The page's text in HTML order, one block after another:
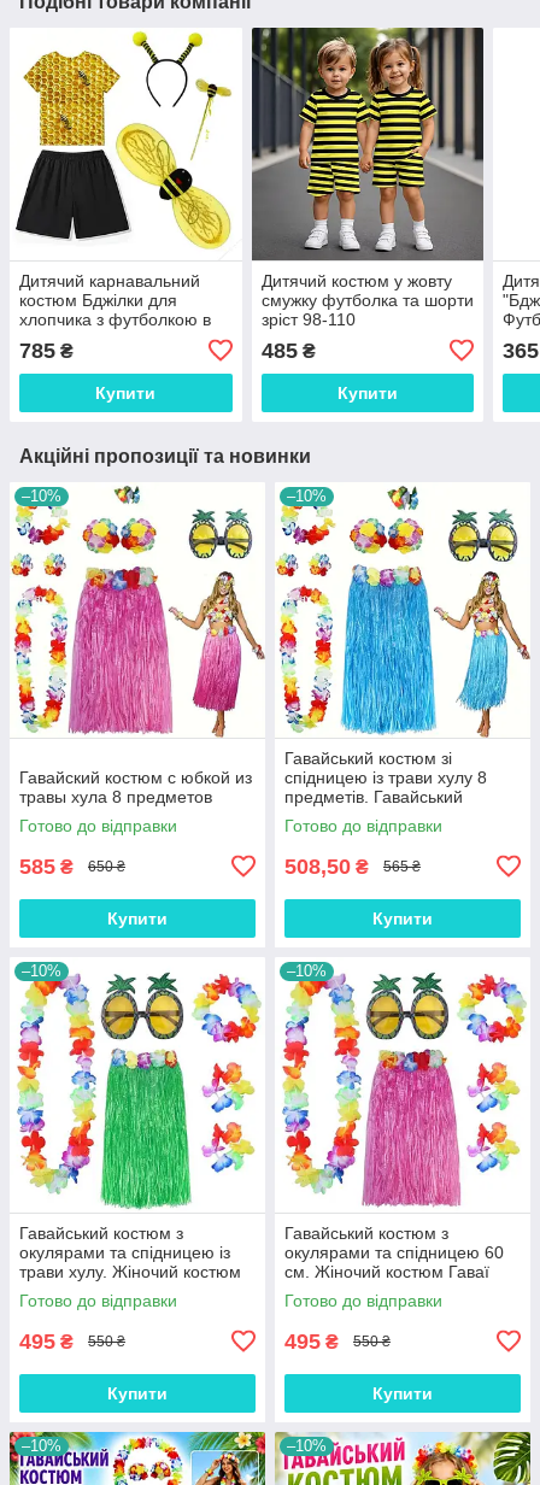
Дитячий карнавальний
костюм Бджілки для
хлопчика з футболкою в
карнавальний кост
785 ₴
Купити
Дитячий костюм у жовту
смужку футболка та шорти
зріст 98-110
485₴
Купити
365
Акційні пропозиції та новинки
–10%
Гавайский костюм с юбкой из
травы хула 8 предметов
Готово до відправки
585 ₴ 650 ₴
Купити
–10%
Гавайський костюм зі
спідницею із трави хулу 8
предметів. Гавайський
костюм із довгою спідницею
Готово до відправки
508,50 ₴ 565 ₴
Купити
–10%
Гавайський костюм з
окулярами та спідницею із
трави хулу. Жіночий костюм
Гаваї зелений
Готово до відправки
495 ₴ 550 ₴
Купити
–10%
Гавайський костюм з
окулярами та спідницею 60
см. Жіночий костюм Гаваї
рожевий
Готово до відправки
495 ₴ 550 ₴
Купити
–10% –10%